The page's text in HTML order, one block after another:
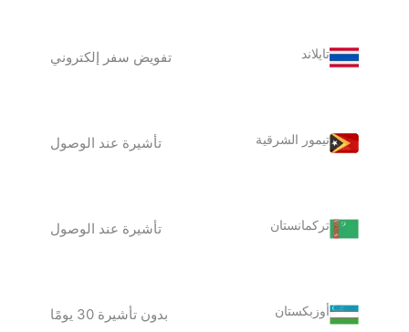
تايلاند تفويض سفر إلكتروني
تيمور الشرقية تأشيرة عند الوصول
تركمانستان تأشيرة عند الوصول
أوزبكستان بدون تأشيرة 30 يومًا